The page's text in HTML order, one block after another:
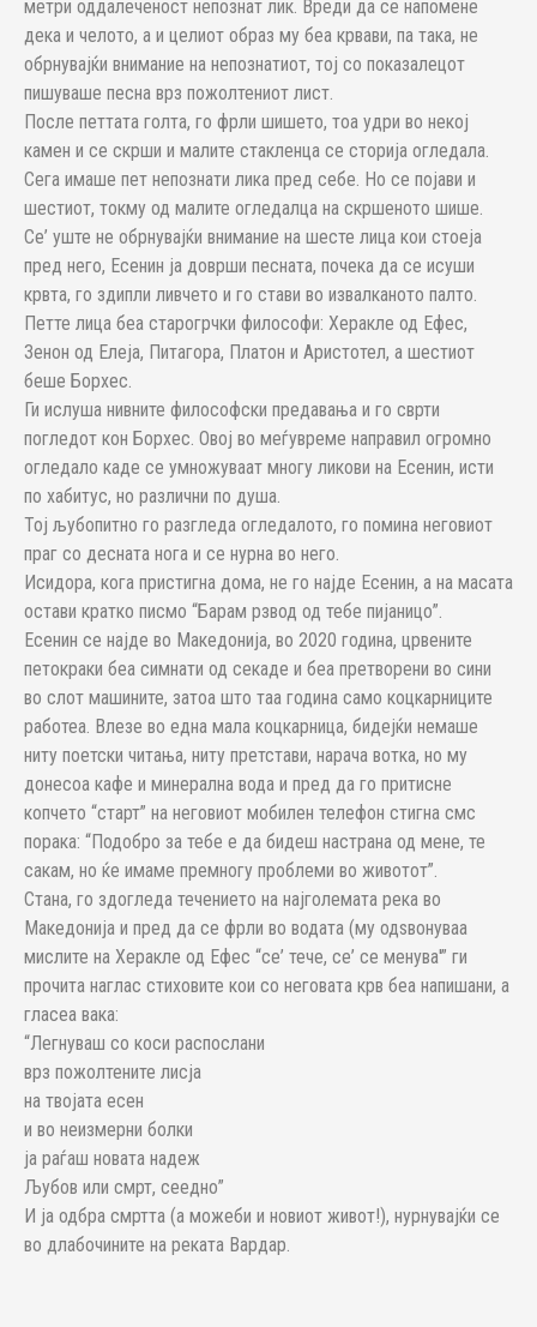
метри оддалеченост непознат лик. Вреди да се напомене
дека и челото, а и целиот образ му беа крвави, па така, не
обрнувајќи внимание на непознатиот, тој со показалецот
пишуваше песна врз пожолтениот лист.
После петтата голта, го фрли шишето, тоа удри во некој
камен и се скрши и малите стакленца се сторија огледала.
Сега имаше пет непознати лика пред себе. Но се појави и
шестиот, токму од малите огледалца на скршеното шише.
Се’ уште не обрнувајќи внимание на шесте лица кои стоеја
пред него, Есенин ја доврши песната, почека да се исуши
крвта, го здипли ливчето и го стави во извалканото палто.
Петте лица беа старогрчки философи: Херакле од Ефес,
Зенон од Елеја, Питагора, Платон и Аристотел, а шестиот
беше Борхес.
Ги ислуша нивните философски предавања и го сврти
погледот кон Борхес. Овој во меѓувреме направил огромно
огледало каде се умножуваат многу ликови на Есенин, исти
по хабитус, но различни по душа.
Тој љубопитно го разгледа огледалото, го помина неговиот
праг со десната нога и се нурна во него.
Исидора, кога пристигна дома, не го најде Есенин, а на масата
остави кратко писмо “Барам рзвод од тебе пијаницо”.
Есенин се најде во Македонија, во 2020 година, црвените
петокраки беа симнати од секаде и беа претворени во сини
во слот машините, затоа што таа година само коцкарниците
работеа. Влезе во една мала коцкарница, бидејќи немаше
ниту поетски читања, ниту претстави, нарача вотка, но му
донесоа кафе и минерална вода и пред да го притисне
копчето “старт” на неговиот мобилен телефон стигна смс
порака: “Подобро за тебе е да бидеш настрана од мене, те
сакам, но ќе имаме премногу проблеми во животот”.
Стана, го здогледа течението на најголемата река во
Македонија и пред да се фрли во водата (му одѕвонуваа
мислите на Херакле од Ефес “се’ тече, се’ се менува'” ги
прочита наглас стиховите кои со неговата крв беа напишани, а
гласеа вака:
“Легнуваш со коси распослани
врз пожолтените лисја
на твојата есен
и во неизмерни болки
ја раѓаш новата надеж
Љубов или смрт, сеедно”
И ја одбра смртта (а можеби и новиот живот!), нурнувајќи се
во длабочините на реката Вардар.